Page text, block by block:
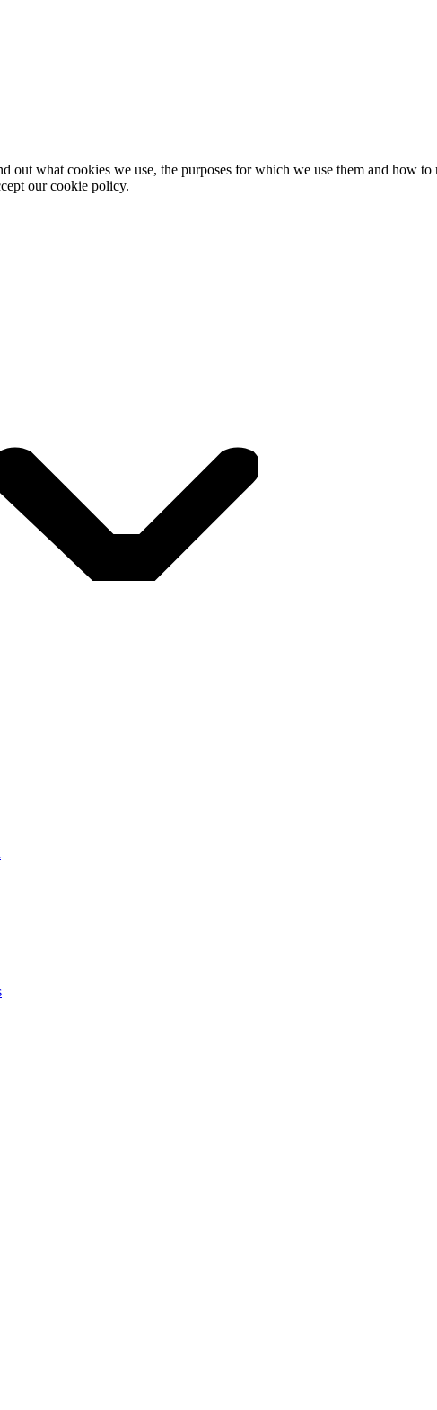
out what cookies we use, the purposes for which we use them and how
our cookie policy.